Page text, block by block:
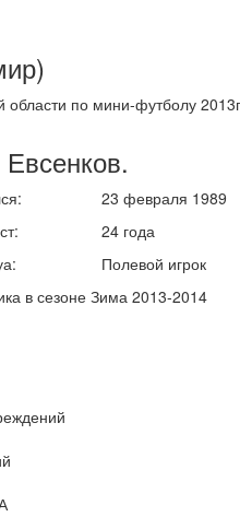
области по мини-футболу
Евсенков.
23 февраля 1989
24 года
Полевой игрок
в сезоне Зима 2013-2014